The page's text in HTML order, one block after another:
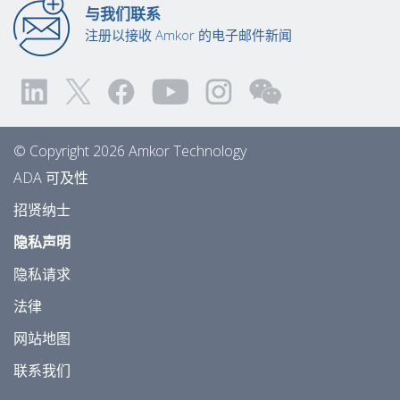
与我们联系
注册以接收 Amkor 的电子邮件新闻
© Copyright 2026 Amkor Technology
ADA 可及性
招贤纳士
隐私声明
隐私请求
法律
网站地图
联系我们